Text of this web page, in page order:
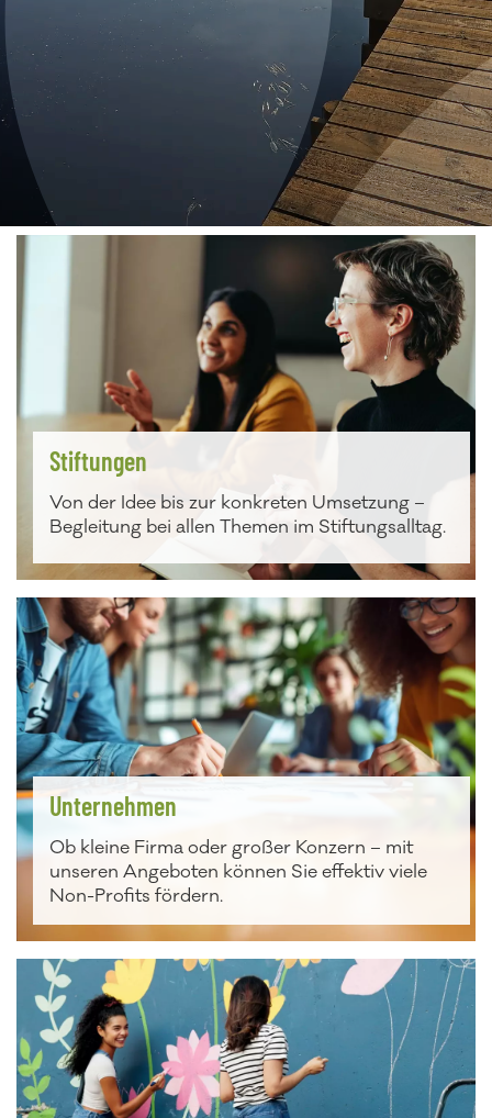
Stiftungen
Von der Idee bis zur konkreten Umsetzung –
Begleitung bei allen Themen im Stiftungsalltag.
Unternehmen
Ob kleine Firma oder großer Konzern – mit
unseren Angeboten können Sie effektiv viele
Non-Profits fördern.